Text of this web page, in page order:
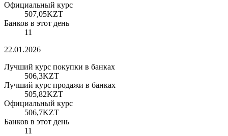
Официальный курс
507,05KZT
Банков в этот день
11
22.01.2026
Лучший курс покупки в банках
506,3KZT
Лучший курс продажи в банках
505,82KZT
Официальный курс
506,7KZT
Банков в этот день
11